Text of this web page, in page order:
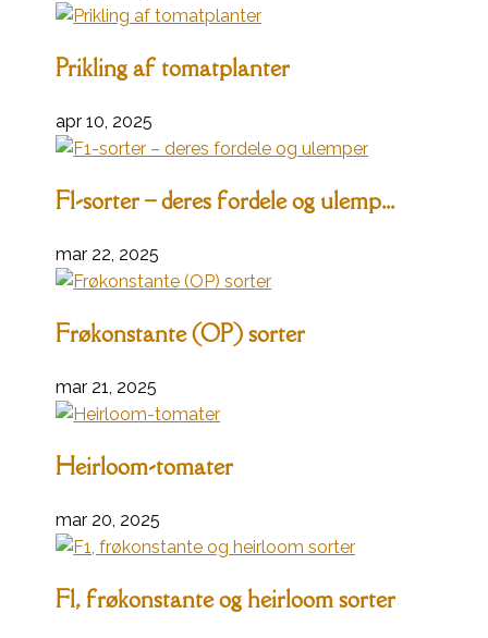
Prikling af tomatplanter
apr 10, 2025
F1-sorter – deres fordele og ulemp...
mar 22, 2025
Frøkonstante (OP) sorter
mar 21, 2025
Heirloom-tomater
mar 20, 2025
F1, frøkonstante og heirloom sorter